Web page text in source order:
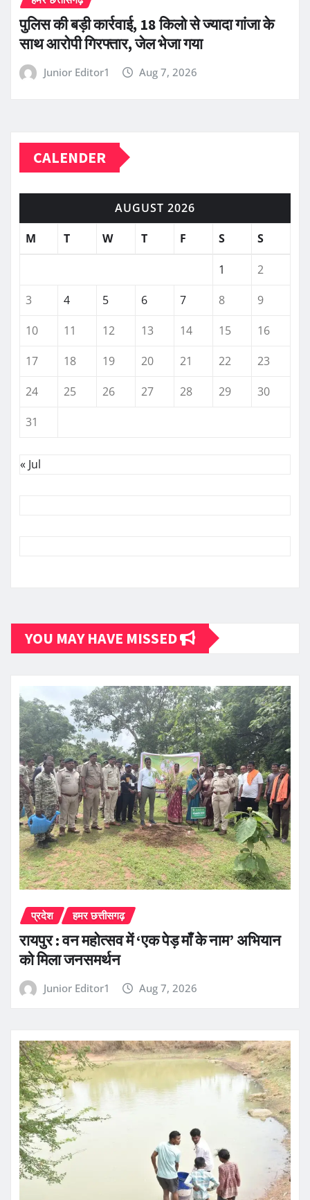
पुलिस की बड़ी कार्रवाई, 18 किलो से ज्यादा गांजा के
साथ आरोपी गिरफ्तार, जेल भेजा गया
Junior Editor1 Aug 7, 2026
CALENDER
AUGUST 2026
M
T W T F S S
1
2
3
4 5 6 7 8
9
10
11 12 13 14 15
16
17
18 19 20 21 22
23
24
25 26 27 28 29
30
31
« Jul
YOU MAY HAVE MISSED
प्रदेश हमर छत्तीसगढ़
रायपुर : वन महोत्सव में ‘एक पेड़ माँ के नाम’ अभियान
को मिला जनसमर्थन
Junior Editor1 Aug 7, 2026